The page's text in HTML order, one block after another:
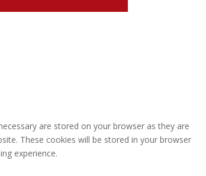
are stored on your browser as they are
These cookies will be stored in your browser
experience.